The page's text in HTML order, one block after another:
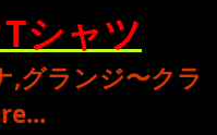
シャツ
,グランジ〜クラ